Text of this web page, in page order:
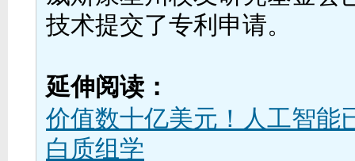
技术提交了专利申请。
延伸阅读：
价值数十亿美元！人工智能
白质组学